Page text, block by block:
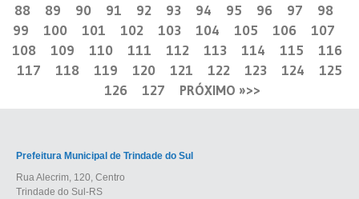
88
89 90 91 92 93 94 95 96 97
98
99
100 101 102 103 104 105 106
107
108
109 110 111 112 113 114 115
116
117
118 119 120 121 122 123 124
125
126
127 PRÓXIMO »
Prefeitura Municipal de Trindade do Sul
Rua Alecrim, 120, Centro
Trindade do Sul-RS